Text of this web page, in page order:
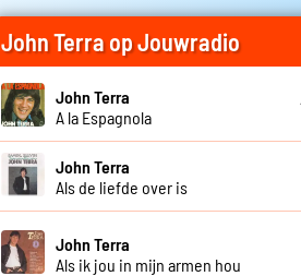
John Terra op Jouwradio
John Terra
A la Espagnola
John Terra
Als de liefde over is
John Terra
Als ik jou in mijn armen hou